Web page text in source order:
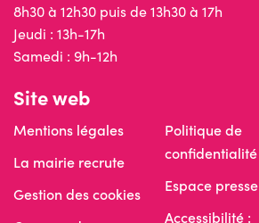
8h30 à 12h30 puis de 13h30 à 17h
Jeudi : 13h-17h
Samedi : 9h-12h
Site web
Mentions légales
La mairie recrute
Gestion des cookies
Politique de
confidentialité
Espace presse
Accessibilité :